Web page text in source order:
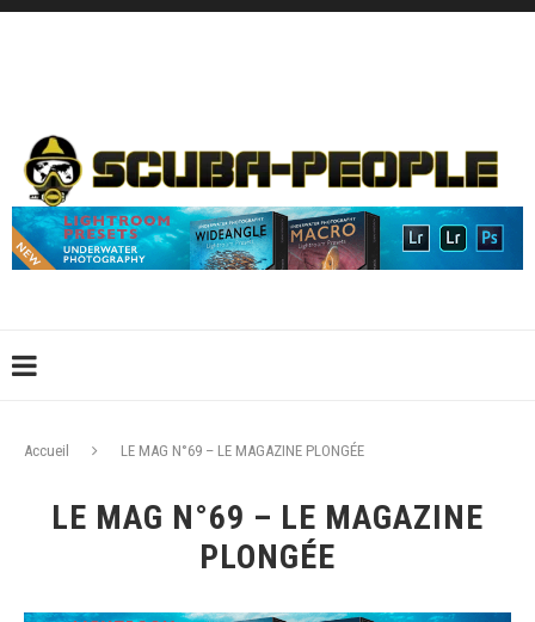
Accueil LE MAG N°69 – LE MAGAZINE PLONGÉE
LE MAG N°69 – LE MAGAZINE
PLONGÉE